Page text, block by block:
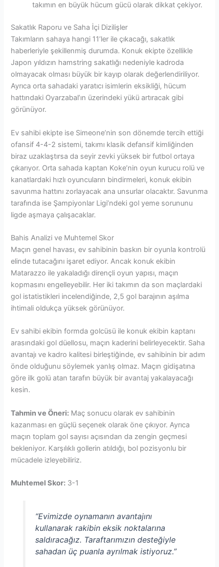
takımın en büyük hücum gücü olarak dikkat çekiyor.
Sakatlık Raporu ve Saha İçi Dizilişler
Takımların sahaya hangi 11’ler ile çıkacağı, sakatlık
haberleriyle şekillenmiş durumda. Konuk ekipte özellikle
Japon yıldızın hamstring sakatlığı nedeniyle kadroda
olmayacak olması büyük bir kayıp olarak değerlendiriliyor.
Ayrıca orta sahadaki yaratıcı isimlerin eksikliği, hücum
hattındaki Oyarzabal’ın üzerindeki yükü artıracak gibi
görünüyor.
Ev sahibi ekipte ise Simeone’nin son dönemde tercih ettiği
ofansif 4-4-2 sistemi, takımı klasik defansif kimliğinden
biraz uzaklaştırsa da seyir zevki yüksek bir futbol ortaya
çıkarıyor. Orta sahada kaptan Koke’nin oyun kurucu rolü ve
kanatlardaki hızlı oyuncuların bindirmeleri, konuk ekibin
savunma hattını zorlayacak ana unsurlar olacaktır. Savunma
tarafında ise Şampiyonlar Ligi’ndeki gol yeme sorununu
ligde aşmaya çalışacaklar.
Bahis Analizi ve Muhtemel Skor
Maçın genel havası, ev sahibinin baskın bir oyunla kontrolü
elinde tutacağını işaret ediyor. Ancak konuk ekibin
Matarazzo ile yakaladığı dirençli oyun yapısı, maçın
kopmasını engelleyebilir. Her iki takımın da son maçlardaki
gol istatistikleri incelendiğinde, 2,5 gol barajının aşılma
ihtimali oldukça yüksek görünüyor.
Ev sahibi ekibin formda golcüsü ile konuk ekibin kaptanı
arasındaki gol düellosu, maçın kaderini belirleyecektir. Saha
avantajı ve kadro kalitesi birleştiğinde, ev sahibinin bir adım
önde olduğunu söylemek yanlış olmaz. Maçın gidişatına
göre ilk golü atan tarafın büyük bir avantaj yakalayacağı
kesin.
Tahmin ve Öneri: Maç sonucu olarak ev sahibinin
kazanması en güçlü seçenek olarak öne çıkıyor. Ayrıca
maçın toplam gol sayısı açısından da zengin geçmesi
bekleniyor. Karşılıklı gollerin atıldığı, bol pozisyonlu bir
mücadele izleyebiliriz.
Muhtemel Skor: 3-1
“Evimizde oynamanın avantajını
kullanarak rakibin eksik noktalarına
saldıracağız. Taraftarımızın desteğiyle
sahadan üç puanla ayrılmak istiyoruz.”